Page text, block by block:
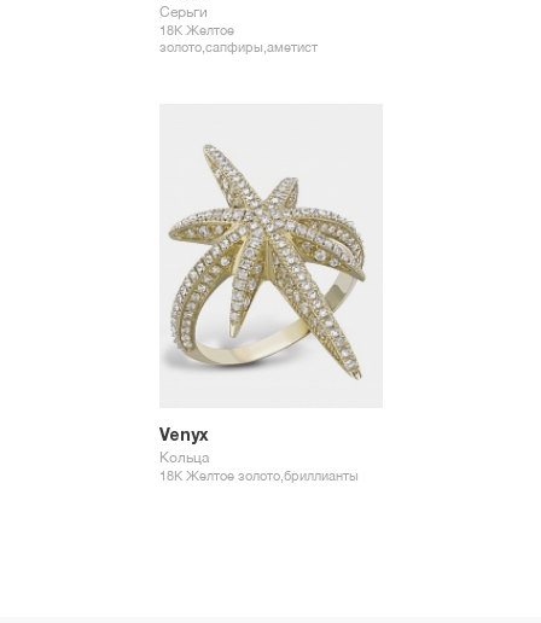
Серьги
18К Желтое
золото,сапфиры,аметист
Venyx
Кольца
18К Желтое золото,бриллианты